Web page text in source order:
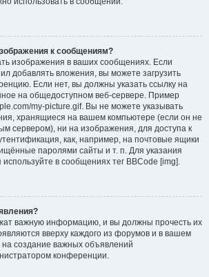
к сообщениям?
изображения в ваших сообщениях. Если
добавлять вложения, вы можете загрузить
Если нет, вы должны указать ссылку на
на общедоступном веб-сервере. Пример
my-picture.gif. Вы не можете указывать
хранящиеся на вашем компьютере (если он не
сервером), ни на изображения, для доступа к
как, например, на почтовые ящики
паролями сайты и т. п. Для указания
в сообщениях тег BBCode [img].
важную информацию, и вы должны прочесть их
вверху каждого из форумов и в вашем
создание важных объявлений
конференции.